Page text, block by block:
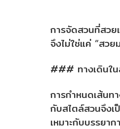
การจัดสวนที่สว
จึงไม่ใช่แค่ “สว
### ทางเดินใ
การกำหนดเส้นท
กับสไตล์สวนจึงเ
เหมาะกับบรรยา